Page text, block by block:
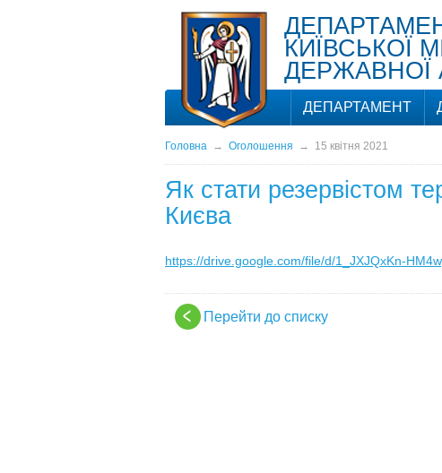
КИЇВСЬКОЇ
ДЕРЖАВНОЇ
ДЕПАРТАМЕНТ
Головна→ Оголошення → 15 квітня 2021
Як стати резервістом
Києва
https://drive.google.com/file/d/1_JXJQxKn-
Перейти до списку